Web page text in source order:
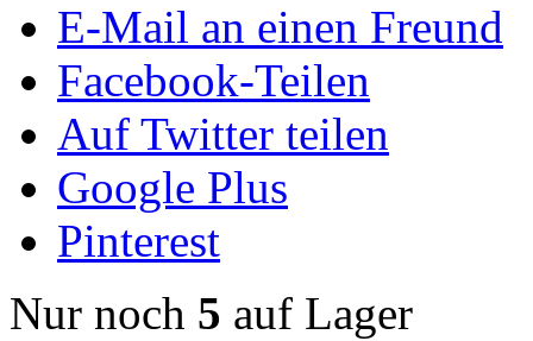
E-Mail an einen Freund
Facebook-Teilen
Auf Twitter teilen
Google Plus
Pinterest
Nur noch 5 auf Lager